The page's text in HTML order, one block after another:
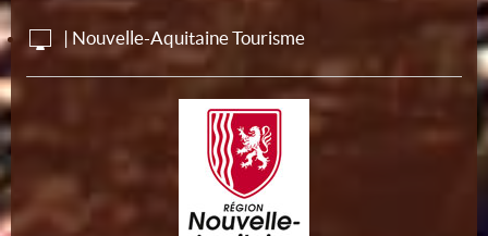
| Nouvelle-Aquitaine Tourisme